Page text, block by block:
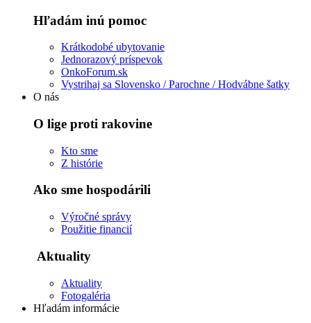
Hľadám inú pomoc
Krátkodobé ubytovanie
Jednorazový príspevok
OnkoForum.sk
Vystrihaj sa Slovensko / Parochne / Hodvábne šatky
O nás
O lige proti rakovine
Kto sme
Z histórie
Ako sme hospodárili
Výročné správy
Použitie financií
Aktuality
Aktuality
Fotogaléria
Hľadám informácie